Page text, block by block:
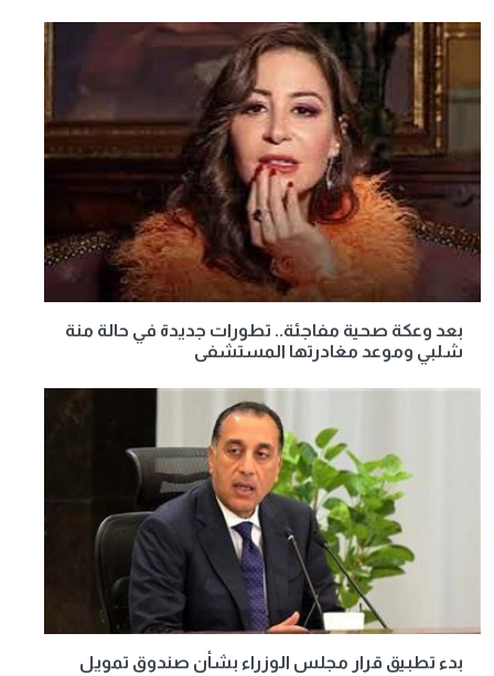
بعد وعكة صحية مفاجئة.. تطورات جديدة في حالة منة
شلبي وموعد مغادرتها المستشفى
بدء تطبيق قرار مجلس الوزراء بشأن صندوق تمويل